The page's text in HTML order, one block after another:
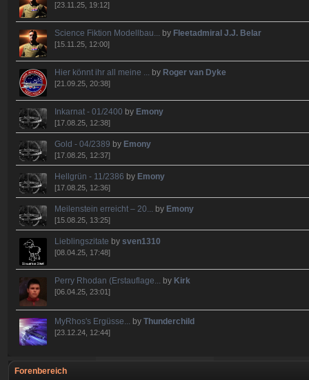
[23.11.25, 19:12]
Science Fiktion Modellbau... by Fleetadmiral J.J. Belar
[15.11.25, 12:00]
Hier könnt ihr all meine ... by Roger van Dyke
[21.09.25, 20:38]
Inkarnat - 01/2400 by Emony
[17.08.25, 12:38]
Gold - 04/2389 by Emony
[17.08.25, 12:37]
Hellgrün - 11/2386 by Emony
[17.08.25, 12:36]
Meilenstein erreicht – 20... by Emony
[15.08.25, 13:25]
Lieblingszitate bysven1310
[08.04.25, 17:48]
Perry Rhodan (Erstauflage... by Kirk
[06.04.25, 23:01]
MyRhos's Ergüsse... byThunderchild
[23.12.24, 12:44]
Forenbereich